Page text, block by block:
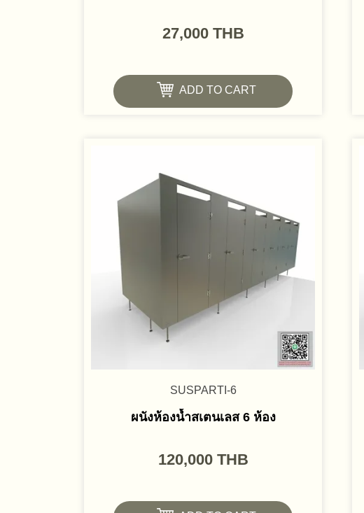
27,000 THB
ADD TO CART
SUSPARTI-6
ผนังห้องน้ำสเตนเลส 6 ห้อง
120,000 THB